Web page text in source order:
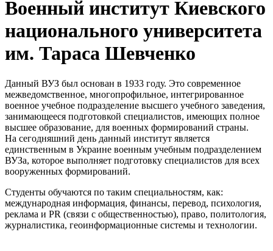
Военный институт Киевского
национального университета
им. Тараса Шевченко
Данный ВУЗ был основан в 1933 году. Это современное
межведомственное, многопрофильное, интегрированное
военное учебное подразделение высшего учебного заведения,
занимающееся подготовкой специалистов, имеющих полное
высшее образование, для военных формирований страны.
На сегодняшний день данный институт является
единственным в Украине военным учебным подразделением
ВУЗа, которое выполняет подготовку специалистов для всех
вооруженных формирований.
Студенты обучаются по таким специальностям, как:
международная информация, финансы, перевод, психология,
реклама и PR (связи с общественностью), право, политология,
журналистика, геоинформационные системы и технологии.